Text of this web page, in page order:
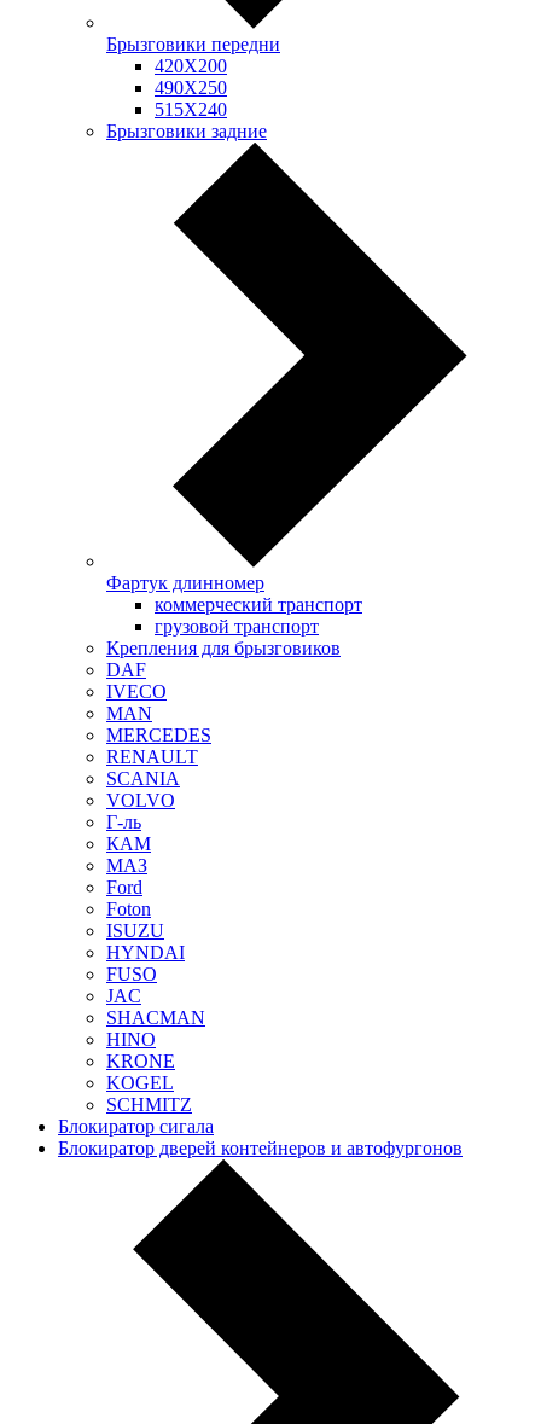
Брызговики передни
420Х200
490Х250
515Х240
Брызговики задние
Фартук длинномер
коммерческий транспорт
грузовой транспорт
Крепления для брызговиков
DAF
IVECO
MAN
MERCEDES
RENAULT
SCANIA
VOLVO
Г-ль
КАМ
МАЗ
Ford
Foton
ISUZU
HYNDAI
FUSO
JAC
SHACMAN
HINO
KRONE
KOGEL
SCHMITZ
Блокиратор сигала
Блокиратор дверей контейнеров и автофургонов